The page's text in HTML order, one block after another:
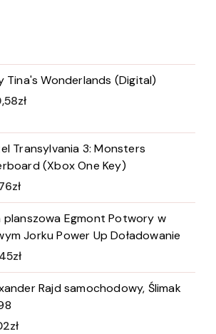
Tina's Wonderlands (Digital)
zł
Transylvania 3: Monsters
(Xbox One Key)
zł
planszowa Egmont Potwory w
Jorku Power Up Doładowanie
zł
Rajd samochodowy, Ślimak
zł